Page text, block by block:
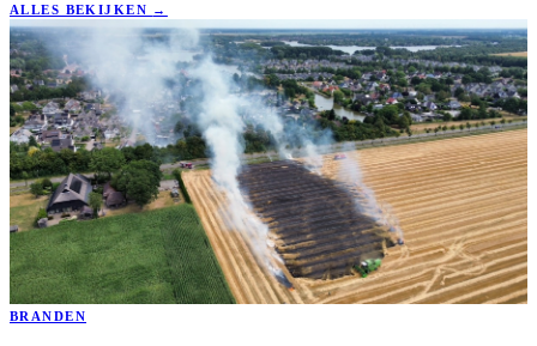
ALLES BEKIJKEN →
BRANDEN